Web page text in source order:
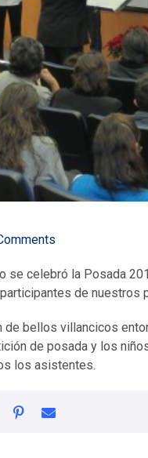
se celebró la Posada
de nuestros
bellos villancicos
de posada y los
los asistentes.